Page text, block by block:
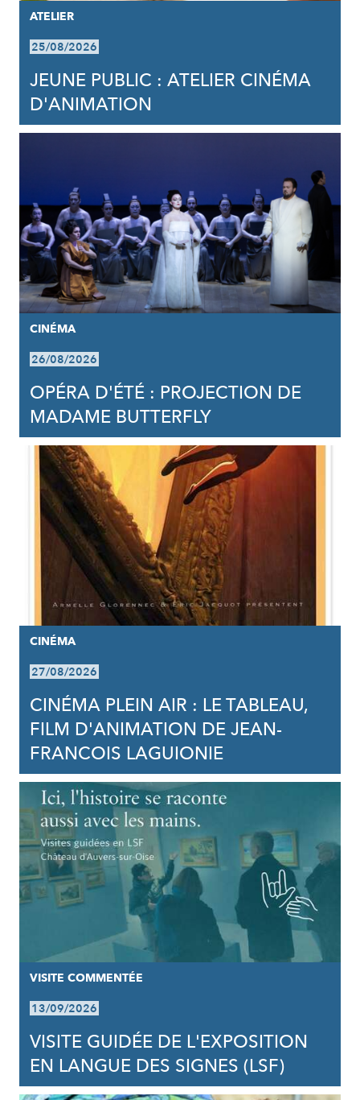
ATELIER
25/08/2026
JEUNE PUBLIC : ATELIER CINÉMA
D'ANIMATION
CINÉMA
26/08/2026
OPÉRA D'ÉTÉ : PROJECTION DE
MADAME BUTTERFLY
CINÉMA
27/08/2026
CINÉMA PLEIN AIR : LE TABLEAU,
FILM D'ANIMATION DE JEAN-
FRANCOIS LAGUIONIE
VISITE COMMENTÉE
13/09/2026
VISITE GUIDÉE DE L'EXPOSITION
EN LANGUE DES SIGNES (LSF)